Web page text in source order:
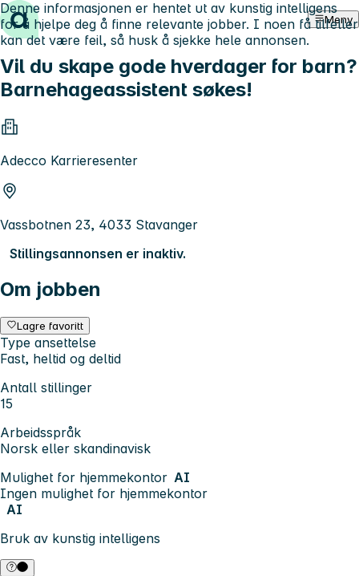
Hopp til innhold Meny
Vil du skape gode hverdager for barn?
Barnehageassistent søkes!
Adecco Karrieresenter
Vassbotnen 23, 4033 Stavanger
Stillingsannonsen er inaktiv.
Om jobben
Lagre favoritt
Type ansettelse
Fast, heltid og deltid
Antall stillinger
15
Arbeidsspråk
Norsk eller skandinavisk
Mulighet for hjemmekontor AI
Ingen mulighet for hjemmekontor
AI
Bruk av kunstig intelligens
Denne informasjonen er hentet ut av kunstig intelligens
for å hjelpe deg å finne relevante jobber. I noen få tilfeller
kan det være feil, så husk å sjekke hele annonsen.